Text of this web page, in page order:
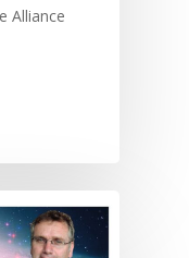
Alliance